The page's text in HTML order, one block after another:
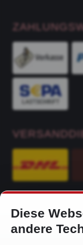
KONTAKT
Alfa-Service
Diese
andere